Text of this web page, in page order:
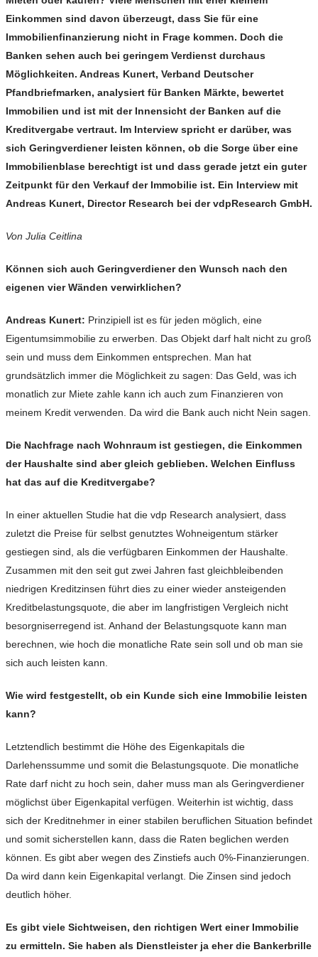
Einkommen sind davon überzeugt, dass Sie für eine
Immobilienfinanzierung nicht in Frage kommen. Doch die
Banken sehen auch bei geringem Verdienst durchaus
Möglichkeiten. Andreas Kunert, Verband Deutscher
Pfandbriefmarken, analysiert für Banken Märkte, bewertet
Immobilien und ist mit der Innensicht der Banken auf die
Kreditvergabe vertraut. Im Interview spricht er darüber, was
sich Geringverdiener leisten können, ob die Sorge über eine
Immobilienblase berechtigt ist und dass gerade jetzt ein guter
Zeitpunkt für den Verkauf der Immobilie ist. Ein Interview mit
Andreas Kunert, Director Research bei der vdpResearch GmbH.
Von Julia Ceitlina
Können sich auch Geringverdiener den Wunsch nach den
eigenen vier Wänden verwirklichen?
Andreas Kunert: Prinzipiell ist es für jeden möglich, eine
Eigentumsimmobilie zu erwerben. Das Objekt darf halt nicht zu groß
sein und muss dem Einkommen entsprechen. Man hat
grundsätzlich immer die Möglichkeit zu sagen: Das Geld, was ich
monatlich zur Miete zahle kann ich auch zum Finanzieren von
meinem Kredit verwenden. Da wird die Bank auch nicht Nein sagen.
Die Nachfrage nach Wohnraum ist gestiegen, die Einkommen
der Haushalte sind aber gleich geblieben. Welchen Einfluss
hat das auf die Kreditvergabe?
In einer aktuellen Studie hat die vdp Research analysiert, dass
zuletzt die Preise für selbst genutztes Wohneigentum stärker
gestiegen sind, als die verfügbaren Einkommen der Haushalte.
Zusammen mit den seit gut zwei Jahren fast gleichbleibenden
niedrigen Kreditzinsen führt dies zu einer wieder ansteigenden
Kreditbelastungsquote, die aber im langfristigen Vergleich nicht
besorgniserregend ist. Anhand der Belastungsquote kann man
berechnen, wie hoch die monatliche Rate sein soll und ob man sie
sich auch leisten kann.
Wie wird festgestellt, ob ein Kunde sich eine Immobilie leisten
kann?
Letztendlich bestimmt die Höhe des Eigenkapitals die
Darlehenssumme und somit die Belastungsquote. Die monatliche
Rate darf nicht zu hoch sein, daher muss man als Geringverdiener
möglichst über Eigenkapital verfügen. Weiterhin ist wichtig, dass
sich der Kreditnehmer in einer stabilen beruflichen Situation befindet
und somit sicherstellen kann, dass die Raten beglichen werden
können. Es gibt aber wegen des Zinstiefs auch 0%-Finanzierungen.
Da wird dann kein Eigenkapital verlangt. Die Zinsen sind jedoch
deutlich höher.
Es gibt viele Sichtweisen, den richtigen Wert einer Immobilie
zu ermitteln. Sie haben als Dienstleister ja eher die Bankerbrille